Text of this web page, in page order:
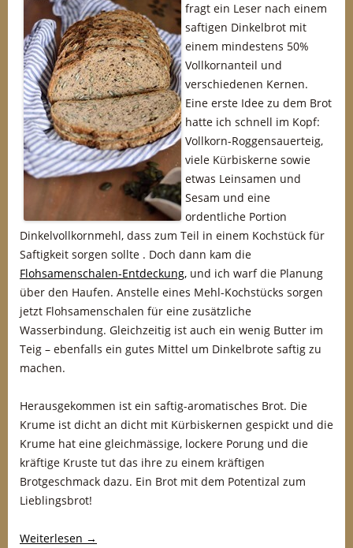
fragt ein Leser nach einem
saftigen Dinkelbrot mit
einem mindestens 50%
Vollkornanteil und
verschiedenen Kernen.
Eine erste Idee zu dem Brot
hatte ich schnell im Kopf:
Vollkorn-Roggensauerteig,
viele Kürbiskerne sowie
etwas Leinsamen und
Sesam und eine
ordentliche Portion
Dinkelvollkornmehl, dass zum Teil in einem Kochstück für
Saftigkeit sorgen sollte . Doch dann kam die
Flohsamenschalen-Entdeckung, und ich warf die Planung
über den Haufen. Anstelle eines Mehl-Kochstücks sorgen
jetzt Flohsamenschalen für eine zusätzliche
Wasserbindung. Gleichzeitig ist auch ein wenig Butter im
Teig – ebenfalls ein gutes Mittel um Dinkelbrote saftig zu
machen.
Herausgekommen ist ein saftig-aromatisches Brot. Die
Krume ist dicht an dicht mit Kürbiskernen gespickt und die
Krume hat eine gleichmässige, lockere Porung und die
kräftige Kruste tut das ihre zu einem kräftigen
Brotgeschmack dazu. Ein Brot mit dem Potentizal zum
Lieblingsbrot!
Weiterlesen →